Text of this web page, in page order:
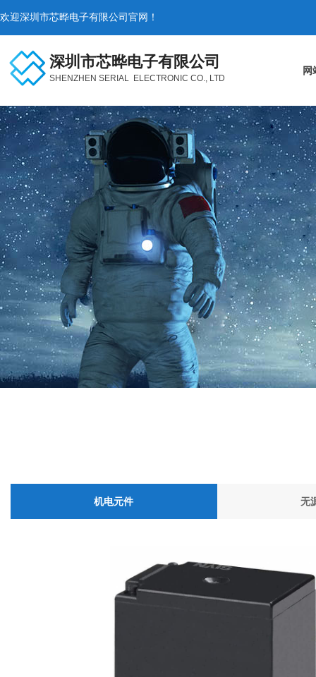
欢迎深圳市芯晔电子有限公司官网！
深圳市芯晔电子有限公司
SHENZHEN SERIAL ELECTRONIC CO., LTD
网
机电元件 无